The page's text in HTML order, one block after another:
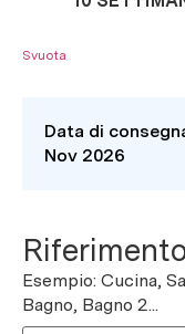
Svuota
Data di
Nov 2026
Esempio: Cucina,
Bagno, Bagno 2...